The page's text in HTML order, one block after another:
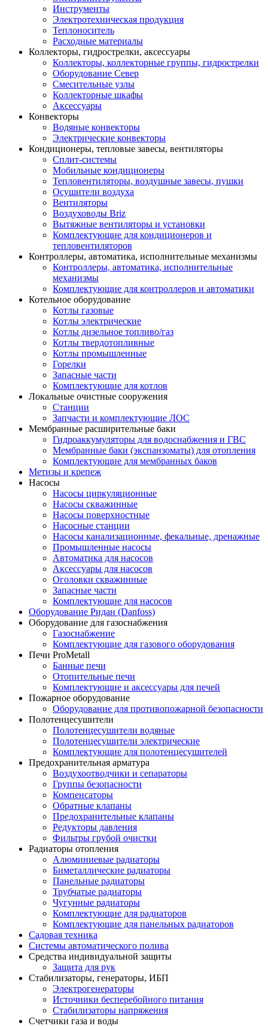
Инструменты
Электротехническая продукция
Теплоноситель
Расходные материалы
Коллекторы, гидрострелки, аксессуары
Коллекторы, коллекторные группы, гидрострелки
Оборудование Север
Смесительные узлы
Коллекторные шкафы
Аксессуары
Конвекторы
Водяные конвекторы
Электрические конвекторы
Кондиционеры, тепловые завесы, вентиляторы
Сплит-системы
Мобильные кондиционеры
Тепловентиляторы, воздушные завесы, пушки
Осушители воздуха
Вентиляторы
Воздуховоды Briz
Вытяжные вентиляторы и установки
Комплектующие для кондиционеров и
тепловентиляторов
Контроллеры, автоматика, исполнительные механизмы
Контроллеры, автоматика, исполнительные
механизмы
Комплектующие для контроллеров и автоматики
Котельное оборудование
Котлы газовые
Котлы электрические
Котлы дизельное топливо/газ
Котлы твердотопливные
Котлы промышленные
Горелки
Запасные части
Комплектующие для котлов
Локальные очистные сооружения
Станции
Запчасти и комплектующие ЛОС
Мембранные расширительные баки
Гидроаккумуляторы для водоснабжения и ГВС
Мембранные баки (экспанзоматы) для отопления
Комплектующие для мембранных баков
Метизы и крепеж
Насосы
Насосы циркуляционные
Насосы скважинные
Насосы поверхностные
Насосные станции
Насосы канализационные, фекальные, дренажные
Промышленные насосы
Автоматика для насосов
Аксессуары для насосов
Оголовки скважинные
Запасные части
Комплектующие для насосов
Оборудование Ридан (Danfoss)
Оборудование для газоснабжения
Газоснабжение
Комплектующие для газового оборудования
Печи ProMetall
Банные печи
Отопительные печи
Комплектующие и аксессуары для печей
Пожарное оборудование
Оборудование для противопожарной безопасности
Полотенцесушители
Полотенцесушители водяные
Полотенцесушители электрические
Комплектующие для полотенцесушителей
Предохранительная арматура
Воздухоотводчики и сепараторы
Группы безопасности
Компенсаторы
Обратные клапаны
Предохранительные клапаны
Редукторы давления
Фильтры грубой очистки
Радиаторы отопления
Алюминиевые радиаторы
Биметаллические радиаторы
Панельные радиаторы
Трубчатые радиаторы
Чугунные радиаторы
Комплектующие для радиаторов
Комплектующие для панельных радиаторов
Садовая техника
Системы автоматического полива
Средства индивидуальной защиты
Защита для рук
Стабилизаторы, генераторы, ИБП
Электрогенераторы
Источники бесперебойного питания
Стабилизаторы напряжения
Счетчики газа и воды